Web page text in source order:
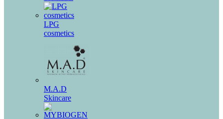
LPG
cosmetics
M.A.D
Skincare